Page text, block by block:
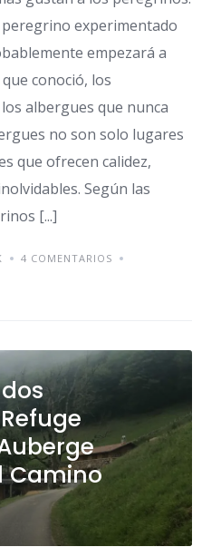
experimentado
empezará a
conoció, los
albergues que nunca
no son solo lugares
que ofrecen calidez,
Según las
[...]
4 COMENTARIOS
Camino